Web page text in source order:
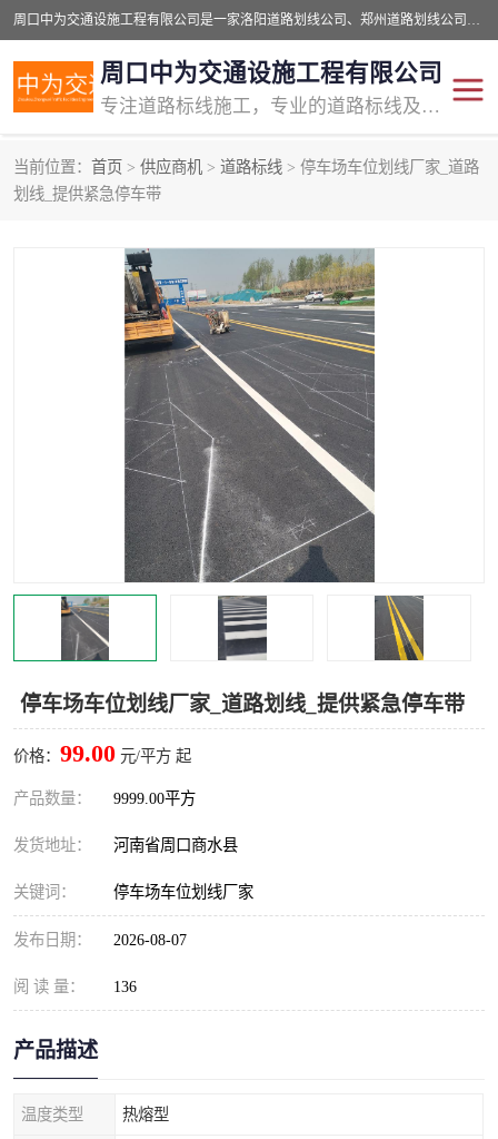
周口中为交通设施工程有限公司是一家洛阳道路划线公司、郑州道路划线公司、平顶山道路车位划线公司、开封车位划线公司、许昌道路车位划线公司、漯河道路车位划线公司，公司始终坚持“诚信、匠心、专注”的宗旨；我们的经营理念是：的服务。
周口中为交通设施工程有限公司
专注道路标线施工，专业的道路标线及交通设施施工服务商!
当前位置： 首页 > 供应商机 > 道路标线 > 停车场车位划线厂家_道路
划线_提供紧急停车带
停车场车位划线厂家_道路划线_提供紧急停车带
价格： 99.00 元/平方 起
产品数量： 9999.00平方
发货地址： 河南省周口商水县
关键词： 停车场车位划线厂家
发布日期： 2026-08-07
阅 读 量： 136
产品描述
温度类型 热熔型
交通道路标线
道路标线划线 马路标线
道路划线